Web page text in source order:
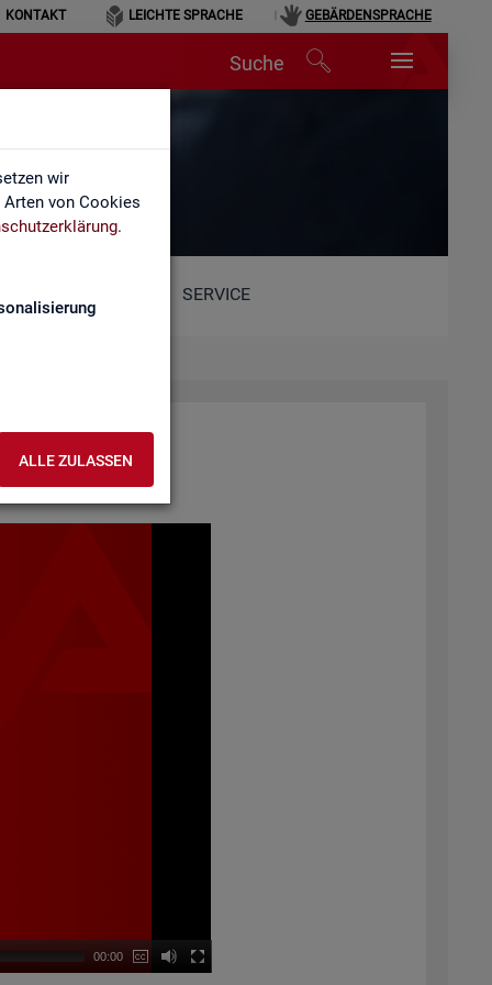
wir
von Cookies
.
ALLE ZULASSEN
KONTAKT LEICHTE SPRACHE GEBÄRDENSPRACHE
Suche
SERVICE
00:00